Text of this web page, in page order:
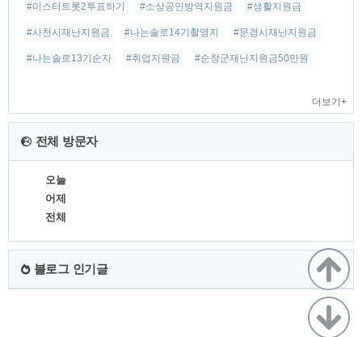
#미스터트롯2투표하기 #소상공인방역지원금 #생활지원금
#사천시재난지원금 #나는솔로14기촬영지 #문경시재난지원금
#나는솔로13기순자 #취업지원금 #순창군재난지원금50만원
더보기+
전체 방문자
오늘
어제
전체
블로그 인기글